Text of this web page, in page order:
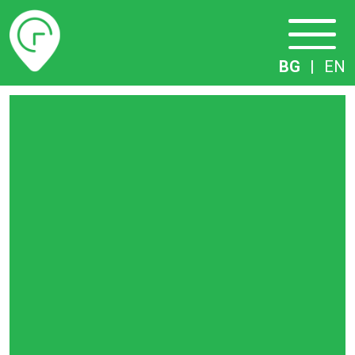
Разписание
BG | EN